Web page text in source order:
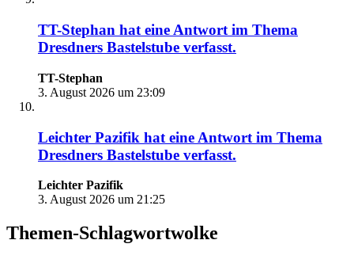
TT-Stephan hat eine Antwort im Thema
Dresdners Bastelstube verfasst.
TT-Stephan
3. August 2026 um 23:09
Leichter Pazifik hat eine Antwort im Thema
Dresdners Bastelstube verfasst.
Leichter Pazifik
3. August 2026 um 21:25
Themen-Schlagwortwolke